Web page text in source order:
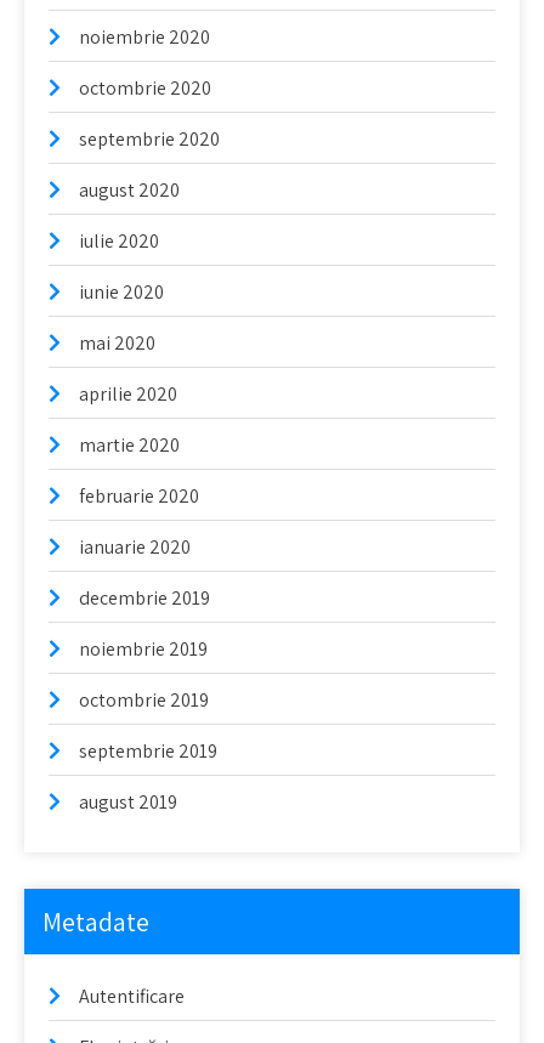
noiembrie 2020
octombrie 2020
septembrie 2020
august 2020
iulie 2020
iunie 2020
mai 2020
aprilie 2020
martie 2020
februarie 2020
ianuarie 2020
decembrie 2019
noiembrie 2019
octombrie 2019
septembrie 2019
august 2019
Metadate
Autentificare